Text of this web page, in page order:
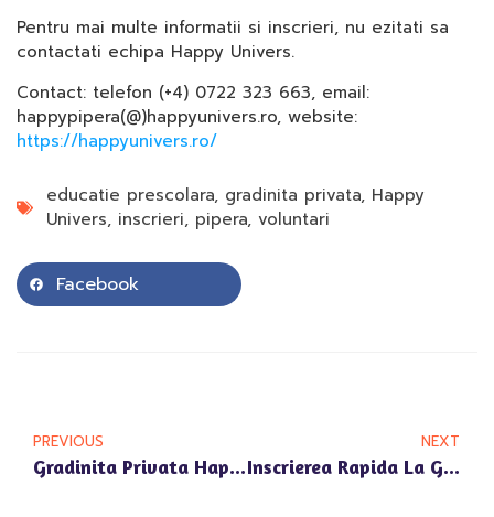
Pentru mai multe informatii si inscrieri, nu ezitati sa
contactati echipa Happy Univers.
Contact: telefon (+4) 0722 323 663, email:
happypipera(@)happyunivers.ro, website:
https://happyunivers.ro/
educatie prescolara, gradinita privata, Happy
Univers, inscrieri, pipera, voluntari
Facebook
PREVIOUS
Gradinita Privata Happy Univers Voluntari: Oportunitati De Invatare Interactiva Pentru Copii
NEXT
Inscrierea Rapida La Gradinita Privata Happy Univers Pipera: Pasi Practici